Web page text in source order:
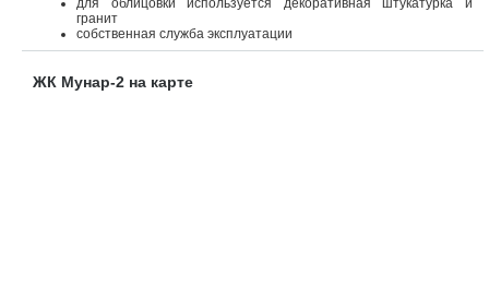
для облицовки используется декоративная штукатурка и
гранит
собственная служба эксплуатации
ЖК Мунар-2 на карте